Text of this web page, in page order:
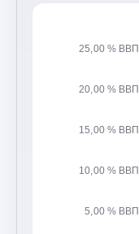
5,00 % ВВП
10,00 % ВВП
15,00 % ВВП
20,00 % ВВП
25,00 % ВВП